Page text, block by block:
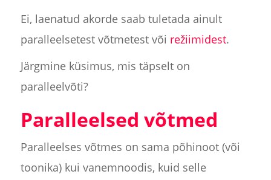
Ei, laenatud akorde saab tuletada ainult
paralleelsetest võtmetest või režiimidest.
Järgmine küsimus, mis täpselt on
paralleelvõti?
Paralleelsed võtmed
Paralleelses võtmes on sama põhinoot (või
toonika) kui vanemnoodis, kuid selle